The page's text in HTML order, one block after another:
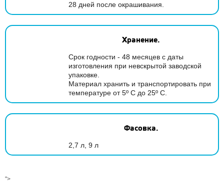
28 дней после окрашивания.
Хранение.
Срок годности - 48 месяцев с даты
изготовления при невскрытой заводской
упаковке.
Материал хранить и транспортировать при
температуре от 5º С до 25º С.
Фасовка.
2,7 л, 9 л
">